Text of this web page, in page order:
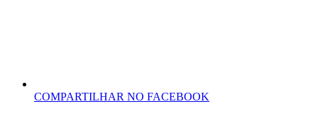
COMPARTILHAR NO FACEBOOK